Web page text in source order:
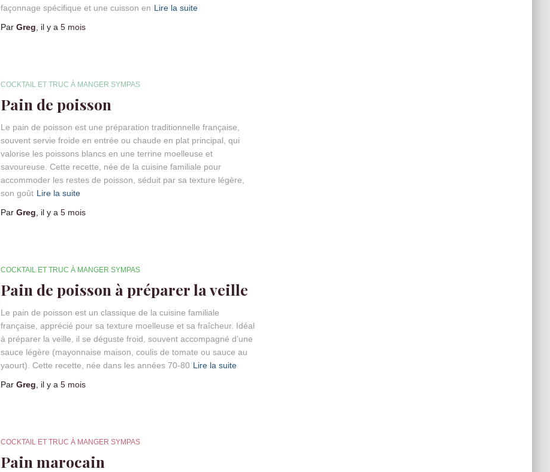
façonnage spécifique et une cuisson en Lire la suite
Par Greg , il y a 5 mois
COCKTAIL ET TRUC À MANGER SYMPAS
Pain de poisson
Le pain de poisson est une préparation traditionnelle française,
souvent servie froide en entrée ou chaude en plat principal, qui
valorise les poissons blancs en une terrine moelleuse et
savoureuse. Cette recette, née de la cuisine familiale pour
accommoder les restes de poisson, séduit par sa texture légère,
son goût Lire la suite
Par Greg , il y a 5 mois
COCKTAIL ET TRUC À MANGER SYMPAS
Pain de poisson à préparer la veille
Le pain de poisson est un classique de la cuisine familiale
française, apprécié pour sa texture moelleuse et sa fraîcheur. Idéal
à préparer la veille, il se déguste froid, souvent accompagné d’une
sauce légère (mayonnaise maison, coulis de tomate ou sauce au
yaourt). Cette recette, née dans les années 70-80 Lire la suite
Par Greg , il y a 5 mois
COCKTAIL ET TRUC À MANGER SYMPAS
Pain marocain